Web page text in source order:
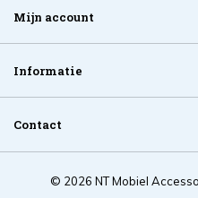
Mijn account
Informatie
Contact
© 2026 NT Mobiel